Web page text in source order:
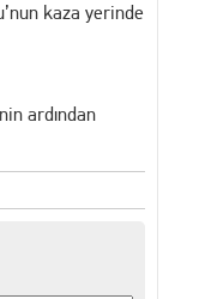
kaza yerinde
ardından